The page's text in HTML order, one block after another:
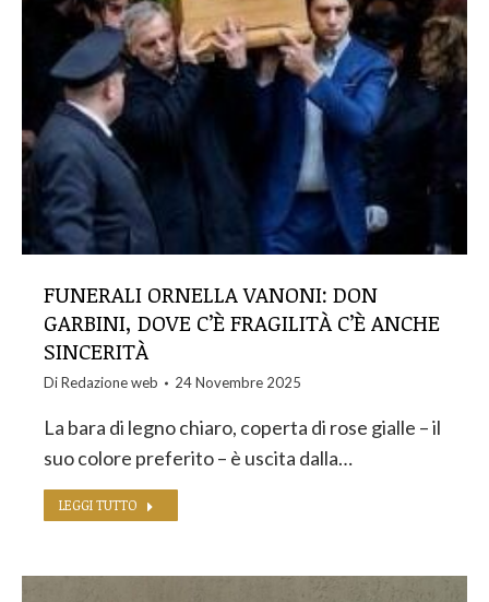
FUNERALI ORNELLA VANONI: DON
GARBINI, DOVE C’È FRAGILITÀ C’È ANCHE
SINCERITÀ
DiRedazione web 24 Novembre 2025
La bara di legno chiaro, coperta di rose gialle – il
suo colore preferito – è uscita dalla…
LEGGI TUTTO